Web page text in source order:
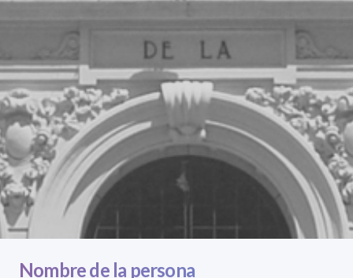
Nombre de la persona